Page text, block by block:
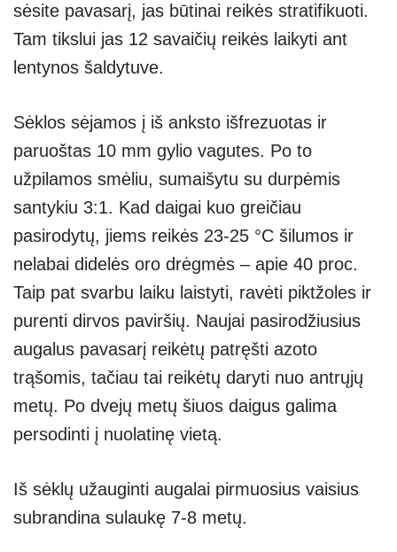
sėsite pavasarį, jas būtinai reikės stratifikuoti.
Tam tikslui jas 12 savaičių reikės laikyti ant
lentynos šaldytuve.
Sėklos sėjamos į iš anksto išfrezuotas ir
paruoštas 10 mm gylio vagutes. Po to
užpilamos smėliu, sumaišytu su durpėmis
santykiu 3:1. Kad daigai kuo greičiau
pasirodytų, jiems reikės 23-25 °C šilumos ir
nelabai didelės oro drėgmės – apie 40 proc.
Taip pat svarbu laiku laistyti, ravėti piktžoles ir
purenti dirvos paviršių. Naujai pasirodžiusius
augalus pavasarį reikėtų patręšti azoto
trąšomis, tačiau tai reikėtų daryti nuo antrųjų
metų. Po dvejų metų šiuos daigus galima
persodinti į nuolatinę vietą.
Iš sėklų užauginti augalai pirmuosius vaisius
subrandina sulaukę 7-8 metų.